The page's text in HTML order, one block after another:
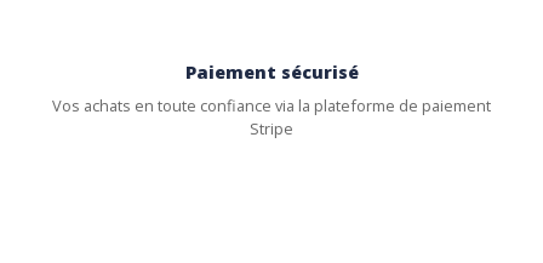
Paiement sécurisé
Vos achats en toute confiance via la plateforme de paiement
Stripe